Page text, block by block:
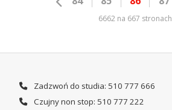
6662 na 667 stronach
Zadzwoń do studia: 510 777 666
Czujny non stop: 510 777 222